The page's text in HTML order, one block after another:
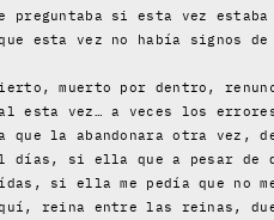
preguntaba si esta vez
esta vez no había signos de
muerto por dentro,
esta vez… a veces los
que la abandonara otra
días, si ella que a pesar de
si ella me pedía que no
reina entre las reinas,